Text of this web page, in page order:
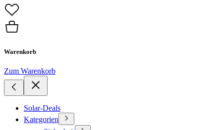
Warenkorb
Zum Warenkorb
Solar-Deals
Kategorien